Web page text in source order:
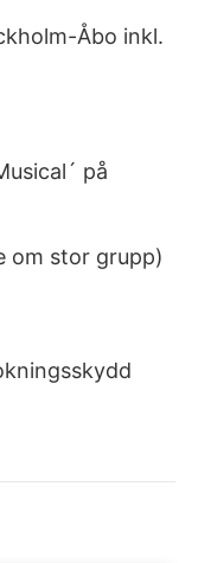
Åbo inkl.
på
om stor grupp)